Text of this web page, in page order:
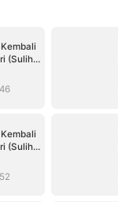
(Sulih
(Sulih